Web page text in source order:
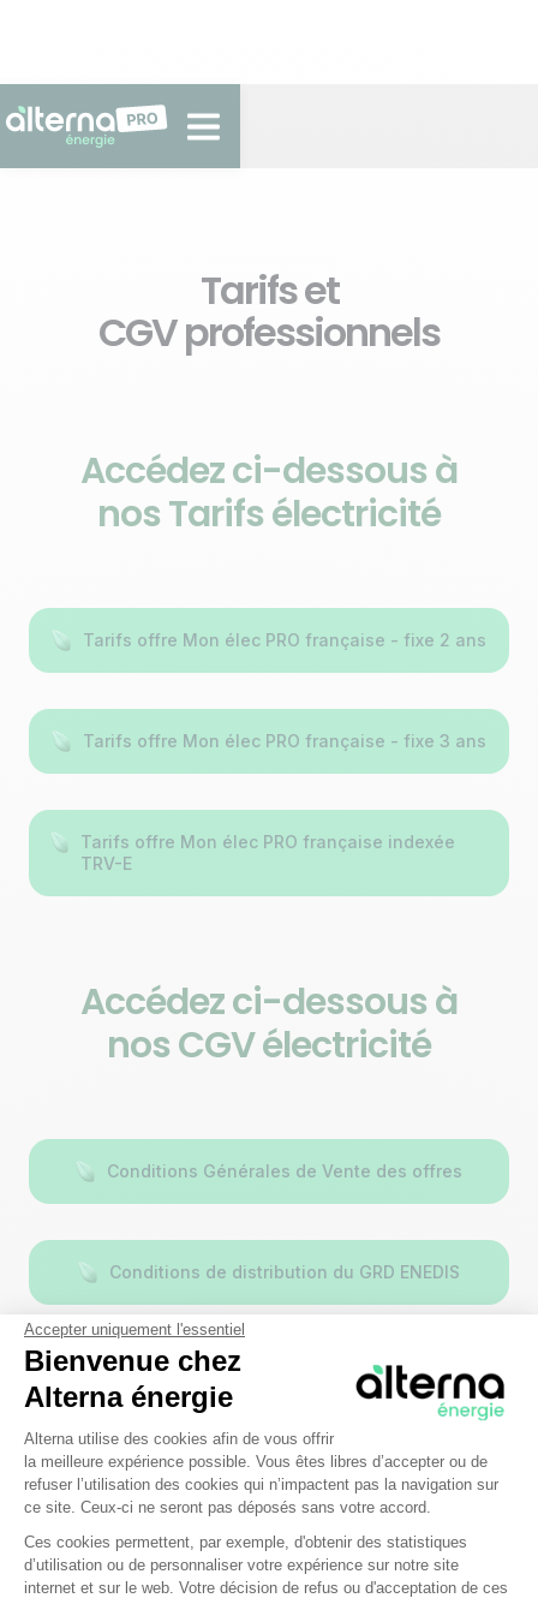
Tarifs et
CGV professionnels
Accédez ci-dessous à
nos Tarifs électricité
Tarifs offre Mon élec PRO française - fixe 2 ans
Tarifs offre Mon élec PRO française - fixe 3 ans
Tarifs offre Mon élec PRO française indexée
TRV-E
Accédez ci-dessous à
nos CGV électricité
Conditions Générales de Vente des offres
Conditions de distribution du GRD ENEDIS
Conditions de distribution du GRD GRDF
Synthèse DGARD Enedis
Accepter uniquement l'essentiel
Bienvenue chez
Alterna énergie
Plateforme de Gestion du
Alterna utilise des cookies afin de vous offrir
la meilleure expérience possible. Vous êtes libres d’accepter ou de
refuser l’utilisation des cookies qui n’impactent pas la navigation sur
ce site. Ceux-ci ne seront pas déposés sans votre accord.
Ces cookies permettent, par exemple, d'obtenir des statistiques
d’utilisation ou de personnaliser votre expérience sur notre site
internet et sur le web. Votre décision de refus ou d'acceptation de ces
Axeptio consent